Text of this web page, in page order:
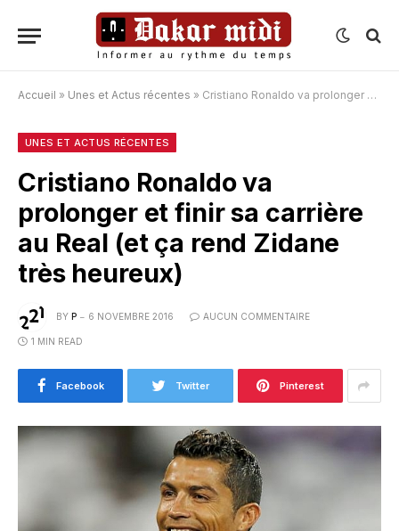
Accueil » Unes et Actus récentes » Cristiano Ronaldo va prolonger et finir sa carrière au Real (et ça rend Zidane très heureux)
UNES ET ACTUS RÉCENTES
Cristiano Ronaldo va
prolonger et finir sa carrière
au Real (et ça rend Zidane
très heureux)
BY P 6 NOVEMBRE 2016 AUCUN COMMENTAIRE
1 MIN READ
Facebook Twitter Pinterest